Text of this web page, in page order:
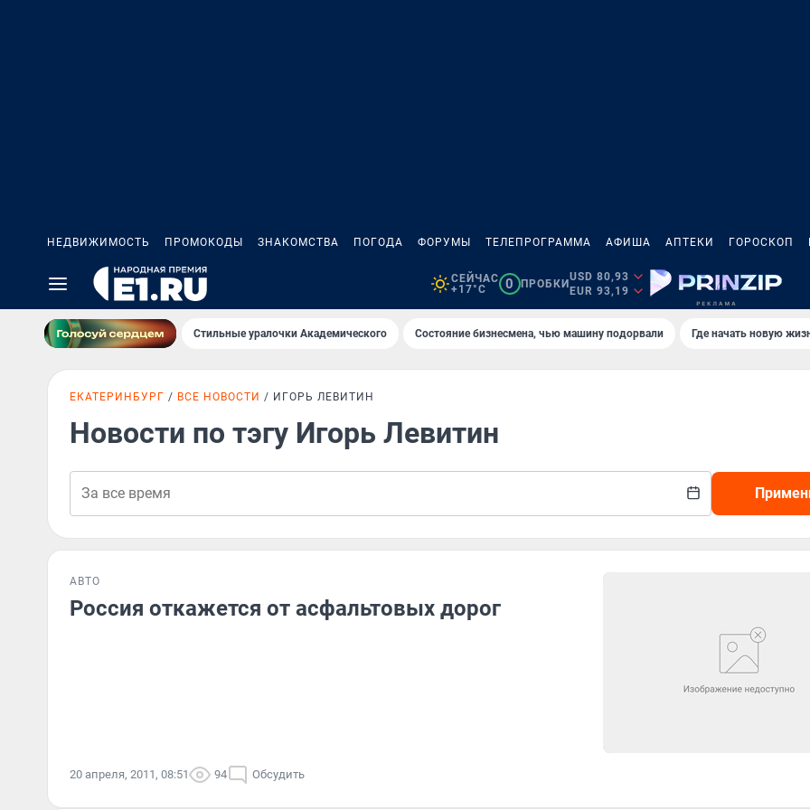
НЕДВИЖИМОСТЬ ПРОМОКОДЫ ЗНАКОМСТВА ПОГОДА ФОРУМЫ ТЕЛЕПРОГРАММА АФИША АПТЕКИ ГОРОСКОП
СЕЙЧАС
+17°C
0 ПРОБКИ
USD 80,93
EUR 93,19
Стильные уралочки Академического Состояние бизнесмена, чью машину подорвали Где начать новую
ЕКАТЕРИНБУРГ ВСЕ НОВОСТИ ИГОРЬ ЛЕВИТИН
Новости по тэгу Игорь Левитин
АВТО
Россия откажется от асфальтовых дорог
20 апреля, 2011, 08:51 94 Обсудить